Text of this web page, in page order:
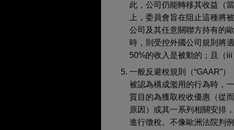
此，公司仍能轉移其收益（
上，委員會旨在阻止這種將
公司及其任意關聯方持有的
時，則受控外國公司規則將
50%的收入是被動的；且（
一般反避稅規則（“GAAR”
被認為構成濫用的行為時，
質目的為獲取稅收優惠（從
原因）或其一系列相關安排
進行徵稅。不像歐洲法院判